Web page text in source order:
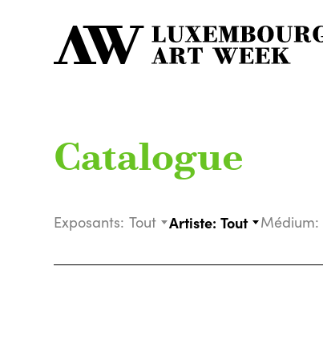
Catalogue
Exposants: Tout Artiste: Tout Médium: